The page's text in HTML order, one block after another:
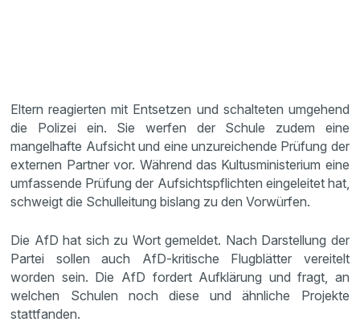
Eltern reagierten mit Entsetzen und schalteten umgehend
die Polizei ein. Sie werfen der Schule zudem eine
mangelhafte Aufsicht und eine unzureichende Prüfung der
externen Partner vor. Während das Kultusministerium eine
umfassende Prüfung der Aufsichtspflichten eingeleitet hat,
schweigt die Schulleitung bislang zu den Vorwürfen.
Die AfD hat sich zu Wort gemeldet. Nach Darstellung der
Partei sollen auch AfD-kritische Flugblätter vereitelt
worden sein. Die AfD fordert Aufklärung und fragt, an
welchen Schulen noch diese und ähnliche Projekte
stattfanden.